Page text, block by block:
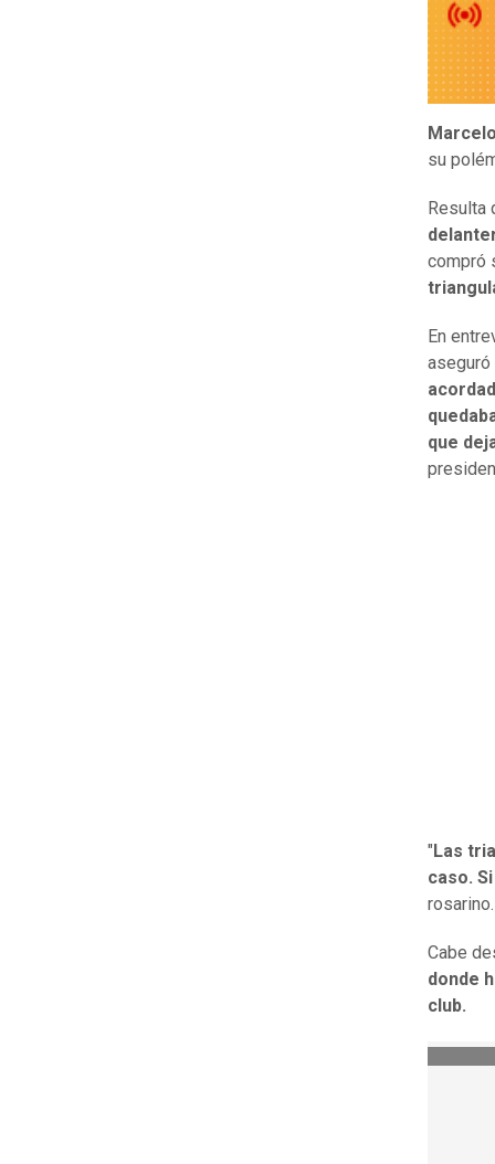
su
Resulta
compró
En
aseguró
que
" Las
caso.
rosarino.
Cabe
donde
club.